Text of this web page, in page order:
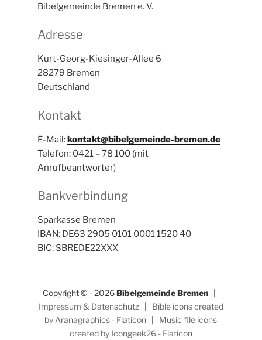
Bibelgemeinde Bremen e. V.
Adresse
Kurt-Georg-Kiesinger-Allee 6
28279 Bremen
Deutschland
Kontakt
E-Mail:kontakt@bibelgemeinde-bremen.de
Telefon: 0421 – 78 100 (mit
Anrufbeantworter)
Bankverbindung
Sparkasse Bremen
IBAN: DE63 2905 0101 0001 1520 40
BIC: SBREDE22XXX
Copyright © - 2026Bibelgemeinde Bremen|
Impressum & Datenschutz
Bible icons created
by Aranagraphics - Flaticon
Music file icons
created by Icongeek26 - Flaticon